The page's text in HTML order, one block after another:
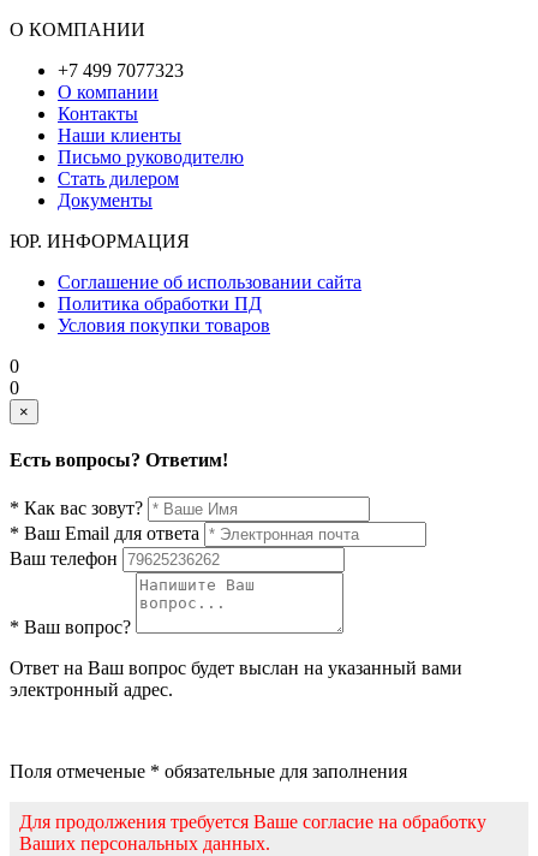
О КОМПАНИИ
+7 499 7077323
О компании
Контакты
Наши клиенты
Письмо руководителю
Стать дилером
Документы
ЮР. ИНФОРМАЦИЯ
Соглашение об использовании сайта
Политика обработки ПД
Условия покупки товаров
0
0
×
Есть вопросы? Ответим!
* Как вас зовут?
* Ваш Email для ответа
Ваш телефон
* Ваш вопрос?
Ответ на Ваш вопрос будет выслан на указанный вами
электронный адрес.
Поля отмеченые * обязательные для заполнения
Для продолжения требуется Ваше согласие на обработку
Ваших персональных данных.